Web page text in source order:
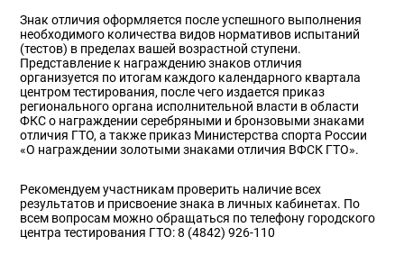
Знак отличия оформляется после успешного выполнения
необходимого количества видов нормативов испытаний
(тестов) в пределах вашей возрастной ступени.
Представление к награждению знаков отличия
организуется по итогам каждого календарного квартала
центром тестирования, после чего издается приказ
регионального органа исполнительной власти в области
ФКС о награждении серебряными и бронзовыми знаками
отличия ГТО, а также приказ Министерства спорта России
«О награждении золотыми знаками отличия ВФСК ГТО».
Рекомендуем участникам проверить наличие всех
результатов и присвоение знака в личных кабинетах. По
всем вопросам можно обращаться по телефону городского
центра тестирования ГТО: 8 (4842) 926-110